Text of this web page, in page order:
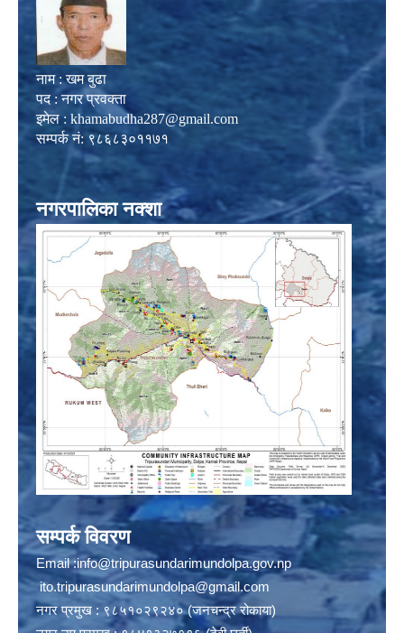
नाम : खम बुढा
पद : नगर प्रवक्ता
इमेल : khamabudha287@gmail.com
सम्पर्क नं: ९८६८३०११७१
नगरपालिका नक्शा
सम्पर्क विवरण
Email :info@tripurasundarimundolpa.gov.np
ito.tripurasundarimundolpa@gmail.com
नगर प्रमुख : ९८५१०२९२४० (जनचन्द्र रोकाया)